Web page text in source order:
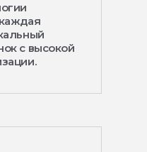
с высокой